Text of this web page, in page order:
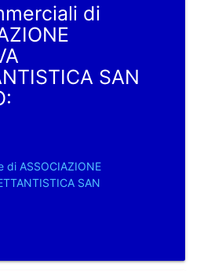
di
SAN
di ASSOCIAZIONE
SAN